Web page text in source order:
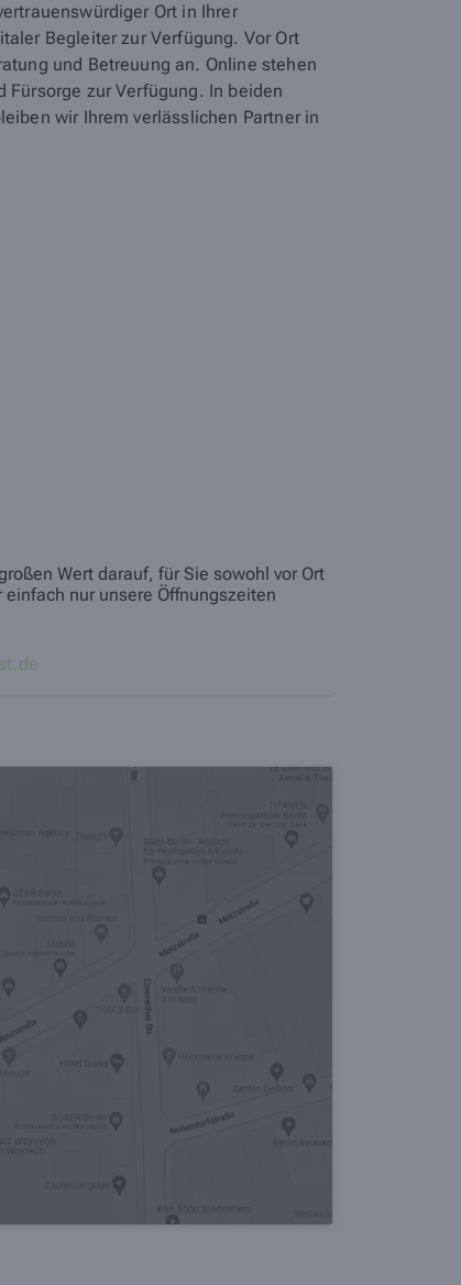
Ort in Ihrer
Begleiter zur Verfügung. Vor Ort
und Betreuung an. Online stehen
zur Verfügung. In beiden
wir Ihrem verlässlichen Partner in
Wert darauf, für Sie sowohl vor Ort
nur unsere Öffnungszeiten